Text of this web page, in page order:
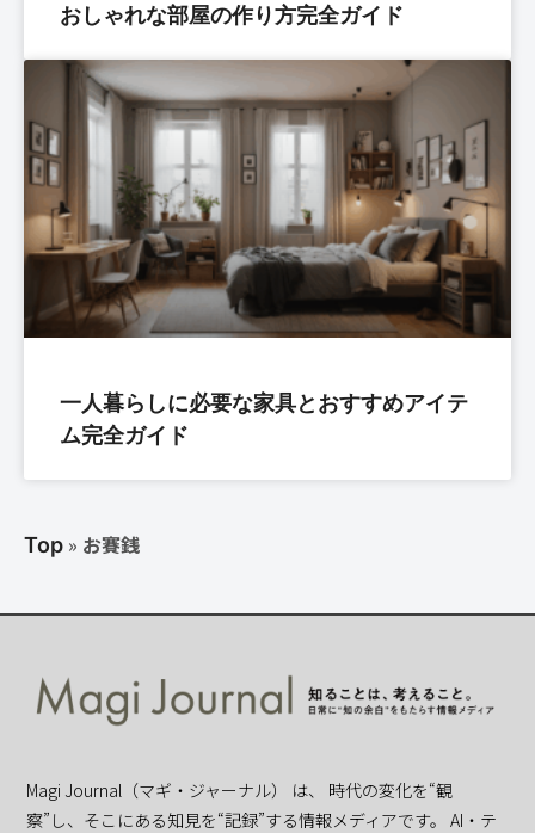
おしゃれな部屋の作り方完全ガイド
一人暮らしに必要な家具とおすすめアイテ
ム完全ガイド
Top » お賽銭
Magi Journal（マギ・ジャーナル） は、 時代の変化を“観
察”し、そこにある知見を“記録”する情報メディアです。 AI・テ